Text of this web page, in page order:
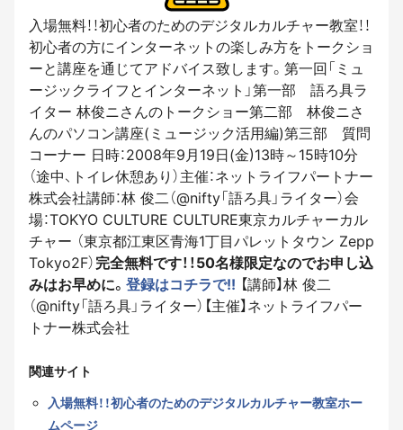
入場無料！！初心者のためのデジタルカルチャー教室！！
初心者の方にインターネットの楽しみ方をトークショ
ーと講座を通じてアドバイス致します。第一回「ミュ
ージックライフとインターネット」第一部 語ろ具ラ
イター 林俊ニさんのトークショー第二部 林俊ニさ
んのパソコン講座(ミュージック活用編)第三部 質問
コーナー 日時：2008年9月19日(金)13時～15時10分
（途中、トイレ休憩あり）主催：ネットライフパートナー
株式会社講師：林 俊二（@nifty「語ろ具」ライター）会
場：TOKYO CULTURE CULTURE東京カルチャーカル
チャー （東京都江東区青海1丁目パレットタウン Zepp
Tokyo2F） 完全無料です！！50名様限定なのでお申し込
みはお早めに。 登録はコチラで!! 【講師】林 俊二
（@nifty「語ろ具」ライター）【主催】ネットライフパー
トナー株式会社
関連サイト
入場無料！！初心者のためのデジタルカルチャー教室ホー
ムページ